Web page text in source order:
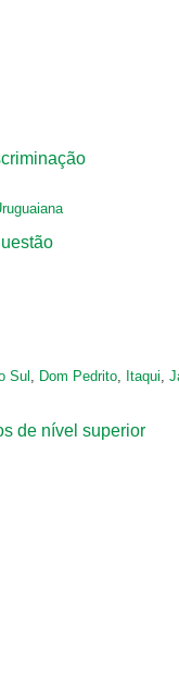
Sul , Dom Pedrito, Itaqui,
de nível superior